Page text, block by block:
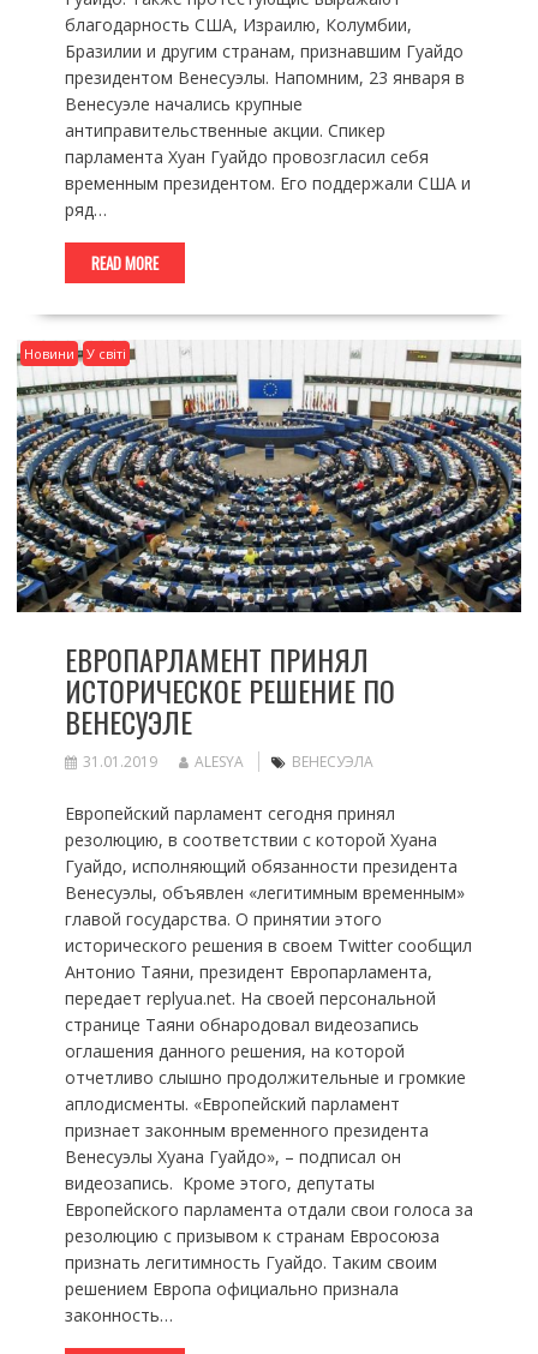
благодарность США, Израилю, Колумбии,
Бразилии и другим странам, признавшим Гуайдо
президентом Венесуэлы. Напомним, 23 января в
Венесуэле начались крупные
антиправительственные акции. Спикер
парламента Хуан Гуайдо провозгласил себя
временным президентом. Его поддержали США и
ряд…
READ MORE
Новини У світі
ЕВРОПАРЛАМЕНТ ПРИНЯЛ
ИСТОРИЧЕСКОЕ РЕШЕНИЕ ПО
ВЕНЕСУЭЛЕ
31.01.2019 ALESYA ВЕНЕСУЭЛА
Европейский парламент сегодня принял
резолюцию, в соответствии с которой Хуана
Гуайдо, исполняющий обязанности президента
Венесуэлы, объявлен «легитимным временным»
главой государства. О принятии этого
исторического решения в своем Twitter сообщил
Антонио Таяни, президент Европарламента,
передает replyua.net. На своей персональной
странице Таяни обнародовал видеозапись
оглашения данного решения, на которой
отчетливо слышно продолжительные и громкие
аплодисменты. «Европейский парламент
признает законным временного президента
Венесуэлы Хуана Гуайдо», – подписал он
видеозапись. Кроме этого, депутаты
Европейского парламента отдали свои голоса за
резолюцию с призывом к странам Евросоюза
признать легитимность Гуайдо. Таким своим
решением Европа официально признала
законность…